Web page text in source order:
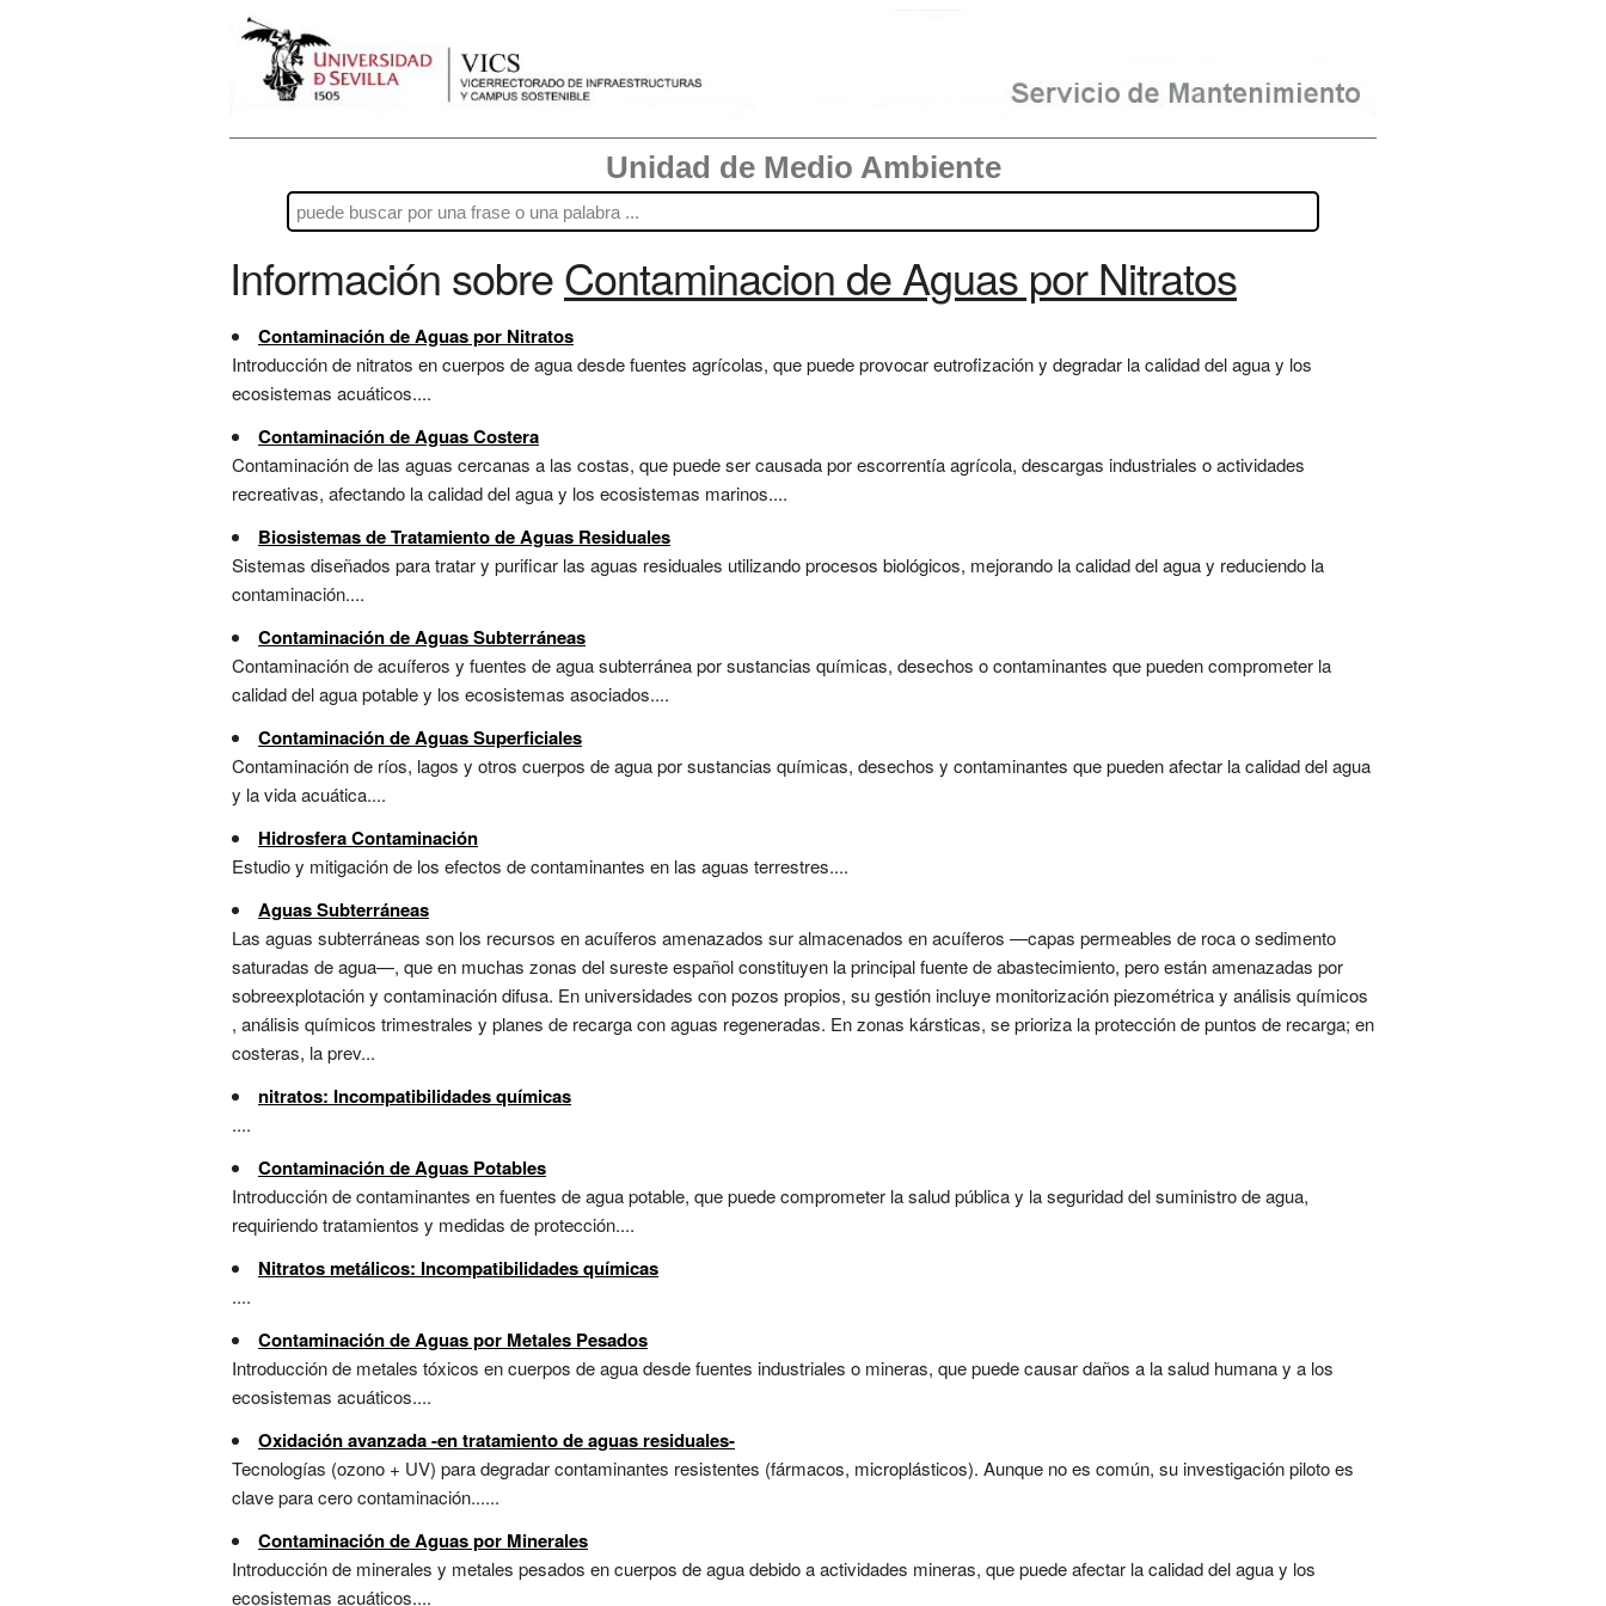
Unidad de Medio Ambiente
Información sobreContaminacion de Aguas por Nitratos
Contaminación de Aguas por Nitratos
Introducción de nitratos en cuerpos de agua desde fuentes agrícolas, que puede provocar eutrofización y degradar la calidad del agua y los
ecosistemas acuáticos....
Contaminación de Aguas Costera
Contaminación de las aguas cercanas a las costas, que puede ser causada por escorrentía agrícola, descargas industriales o actividades
recreativas, afectando la calidad del agua y los ecosistemas marinos....
Biosistemas de Tratamiento de Aguas Residuales
Sistemas diseñados para tratar y purificar las aguas residuales utilizando procesos biológicos, mejorando la calidad del agua y reduciendo la
contaminación....
Contaminación de Aguas Subterráneas
Contaminación de acuíferos y fuentes de agua subterránea por sustancias químicas, desechos o contaminantes que pueden comprometer la
calidad del agua potable y los ecosistemas asociados....
Contaminación de Aguas Superficiales
Contaminación de ríos, lagos y otros cuerpos de agua por sustancias químicas, desechos y contaminantes que pueden afectar la calidad del agua
y la vida acuática....
Hidrosfera Contaminación
Estudio y mitigación de los efectos de contaminantes en las aguas terrestres....
Aguas Subterráneas
Las aguas subterráneas son los recursos en acuíferos amenazados sur almacenados en acuíferos —capas permeables de roca o sedimento
saturadas de agua—, que en muchas zonas del sureste español constituyen la principal fuente de abastecimiento, pero están amenazadas por
sobreexplotación y contaminación difusa. En universidades con pozos propios, su gestión incluye monitorización piezométrica y análisis químicos
, análisis químicos trimestrales y planes de recarga con aguas regeneradas. En zonas kársticas, se prioriza la protección de puntos de recarga; en
costeras, la prev...
nitratos: Incompatibilidades químicas
....
Contaminación de Aguas Potables
Introducción de contaminantes en fuentes de agua potable, que puede comprometer la salud pública y la seguridad del suministro de agua,
requiriendo tratamientos y medidas de protección....
Nitratos metálicos: Incompatibilidades químicas
....
Contaminación de Aguas por Metales Pesados
Introducción de metales tóxicos en cuerpos de agua desde fuentes industriales o mineras, que puede causar daños a la salud humana y a los
ecosistemas acuáticos....
Oxidación avanzada -en tratamiento de aguas residuales-
Tecnologías (ozono + UV) para degradar contaminantes resistentes (fármacos, microplásticos). Aunque no es común, su investigación piloto es
clave para cero contaminación......
Contaminación de Aguas por Minerales
Introducción de minerales y metales pesados en cuerpos de agua debido a actividades mineras, que puede afectar la calidad del agua y los
ecosistemas acuáticos....